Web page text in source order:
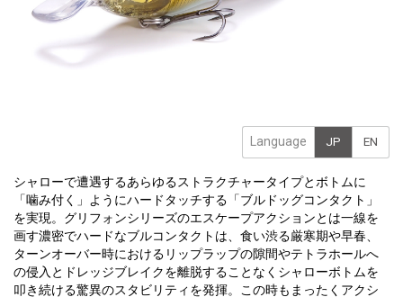
Language JP EN
シャローで遭遇するあらゆるストラクチャータイプとボトムに
「噛み付く」ようにハードタッチする「ブルドッグコンタクト」
を実現。グリフォンシリーズのエスケープアクションとは一線を
画す濃密でハードなブルコンタクトは、食い渋る厳寒期や早春、
ターンオーバー時におけるリップラップの隙間やテトラホールへ
の侵入とドレッジブレイクを離脱することなくシャローボトムを
叩き続ける驚異のスタビリティを発揮。この時もまったくアクシ